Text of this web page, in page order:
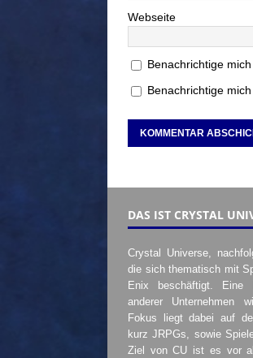
Webseite
Benachrichtige
Benachrichtige
DAS IST CRYSTAL
Crystal Universe,
die sich thematisch mit
Enix beschäftigt. Eine
anderer Unternehmen
Fokus liegt dabei auf
kurz JRPGs, sowie
Ziel von CU ist es vor